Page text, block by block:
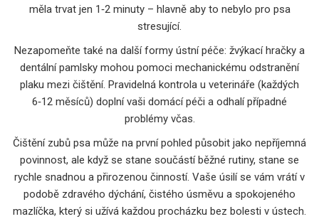
měla trvat jen 1‑2 minuty – hlavně aby to nebylo pro psa
stresující.
Nezapomeňte také na další formy ústní péče: žvýkací hračky a
dentální pamlsky mohou pomoci mechanickému odstranění
plaku mezi čištění. Pravidelná kontrola u veterináře (každých
6‑12 měsíců) doplní vaši domácí péči a odhalí případné
problémy včas.
Čištění zubů psa může na první pohled působit jako nepříjemná
povinnost, ale když se stane součástí běžné rutiny, stane se
rychle snadnou a přirozenou činností. Vaše úsilí se vám vrátí v
podobě zdravého dýchání, čistého úsměvu a spokojeného
mazlíčka, který si užívá každou procházku bez bolesti v ústech.